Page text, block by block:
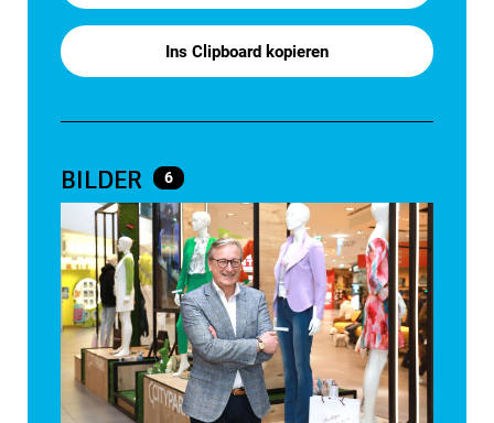
Ins Clipboard kopieren
BILDER 6